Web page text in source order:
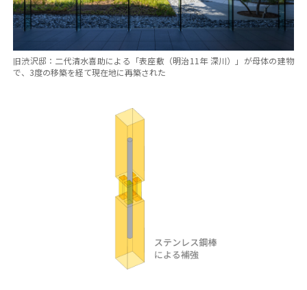
旧渋沢邸：二代清水喜助による「表座敷（明治11年 深川）」が母体の建物
で、3度の移築を経て現在地に再築された